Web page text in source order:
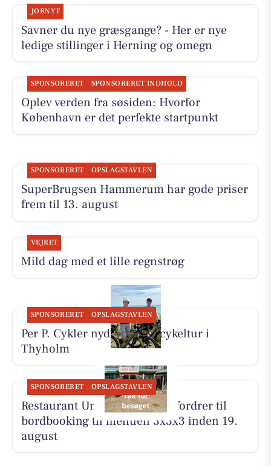
JOBNYT
Savner du nye græsgange? - Her er nye
ledige stillinger i Herning og omegn
SPONSORERET SPONSORERET INDHOLD
Oplev verden fra søsiden: Hvorfor
København er det perfekte startpunkt
SPONSORERET OPSLAGSTAVLEN
SuperBrugsen Hammerum har gode priser
frem til 13. august
VEJRET
Mild dag med et lille regnstrøg
SPONSORERET OPSLAGSTAVLEN
Per P. Cykler nyder 65 km cykeltur i
Thyholm
SPONSORERET OPSLAGSTAVLEN
Restaurant Under Klippen opfordrer til
bordbooking til menuen 3x3x3 inden 19.
august